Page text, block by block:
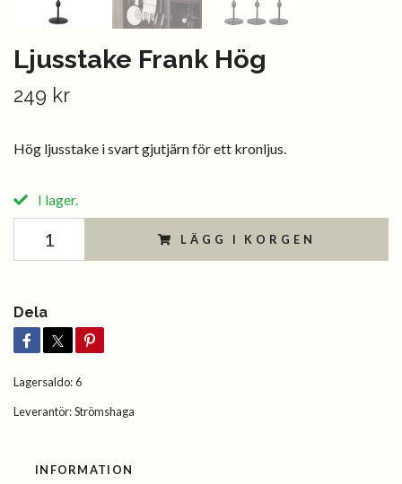
Ljusstake Frank Hög
249 kr
Hög ljusstake i svart gjutjärn för ett kronljus.
I lager.
LÄGG I KORGEN
Dela
Lagersaldo:6
Leverantör:Strömshaga
INFORMATION